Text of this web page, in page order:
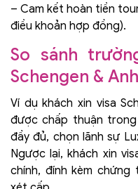
– Cam kết hoàn tiền
điều khoản hợp đồng).
So sánh
Schengen &
Ví dụ khách xin visa
được chấp thuận
đầy đủ, chọn lãnh sự
Ngược lại, khách xin
chính, đính kèm